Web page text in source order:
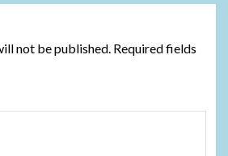
not be published. Required fields